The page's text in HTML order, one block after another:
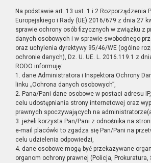
Na podstawie art. 13 ust. 1 i 2 Rozporządzenia
Europejskiego i Rady (UE) 2016/679 z dnia 27
sprawie ochrony osób fizycznych w związku z
danych osobowych i w sprawie swobodnego
oraz uchylenia dyrektywy 95/46/WE (ogólne
ochronie danych), Dz. U. UE. L. 2016.119.1 z
RODO informuję:
1. dane Administratora i Inspektora Ochrony
linku „Ochrona danych osobowych”,
2. Pana/Pani dane osobowe w postaci adresu
celu udostępniania strony internetowej oraz
prawnych spoczywających na
3. jeżeli korzysta Pan/Pani z odnośnika na
e-mail placówki to zgadza się Pan/Pani na
celu udzielenia odpowiedzi,
4. dane osobowe mogą być przekazywane
organom ochrony prawnej (Policja, Prokuratura,